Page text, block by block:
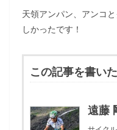
天領アンパン、アンコ
しかったです！
この記事を書い
遠藤